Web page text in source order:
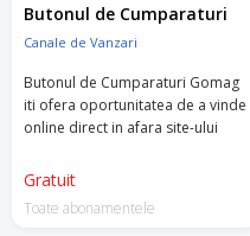
Butonul de Cumparaturi
Canale de Vanzari
Butonul de Cumparaturi Gomag
iti ofera oportunitatea de a vinde
online direct in afara site-ului
Gratuit
Toate abonamentele